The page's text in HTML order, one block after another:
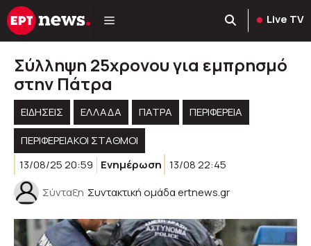
Μετάβαση
σε
Live TV
Σύλληψη 25χρονου για εμπρησμό
στην Πάτρα
ΕΙΔΗΣΕΙΣ ΕΛΛΑΔΑ ΠΑΤΡΑ
ΠΕΡΙΦΈΡΕΙΑ
ΠΕΡΙΦΕΡΕΙΑΚΟΊ ΣΤΑΘΜΟΊ
13/08/25 20:59
Ενημέρωση 13/08 22:45
Σύνταξη Συντακτική ομάδα ertnews.gr